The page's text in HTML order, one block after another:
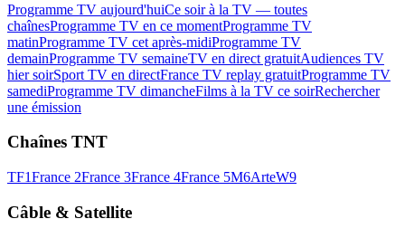
Programme TV aujourd'huiCe soir à la TV — toutes
chaînesProgramme TV en ce momentProgramme TV
matinProgramme TV cet après-midiProgramme TV
demainProgramme TV semaineTV en direct gratuitAudiences TV
hier soirSport TV en directFrance TV replay gratuitProgramme TV
samediProgramme TV dimancheFilms à la TV ce soirRechercher
une émission
Chaînes TNT
TF1France 2France 3France 4France 5M6ArteW9
Câble & Satellite